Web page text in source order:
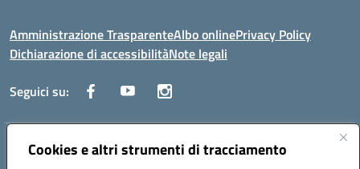
Cookies e altri strumenti di tracciamento
Amministrazione TrasparenteAlbo onlinePrivacy Policy
Dichiarazione di accessibilitàNote legali
Seguici su:
Indirizzo:Corso Fornari, 1 - 70056 Molfetta